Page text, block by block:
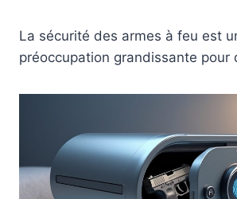
La sécurité des armes à feu est
préoccupation grandissante pour